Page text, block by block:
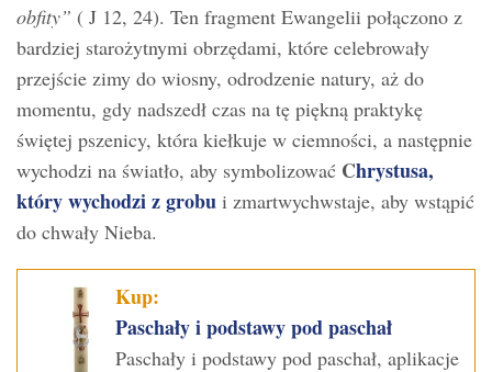
obfity” ( J 12, 24). Ten fragment Ewangelii połączono z
bardziej starożytnymi obrzędami, które celebrowały
przejście zimy do wiosny, odrodzenie natury, aż do
momentu, gdy nadszedł czas na tę piękną praktykę
świętej pszenicy, która kiełkuje w ciemności, a następnie
wychodzi na światło, aby symbolizować Chrystusa,
który wychodzi z grobu i zmartwychwstaje, aby wstąpić
do chwały Nieba.
Kup:
Paschały i podstawy pod paschał
Paschały i podstawy pod paschał, aplikacje